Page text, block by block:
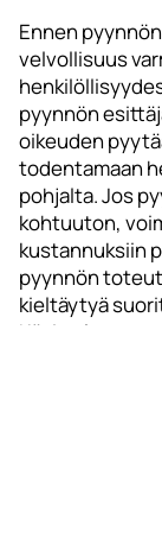
Ennen
velvollisuus
pyynnön
oikeuden
todentamaan
pohjalta. Jos
kohtuuton,
kustannuksiin
pyynnön
kieltäytyä
Käsittelemme